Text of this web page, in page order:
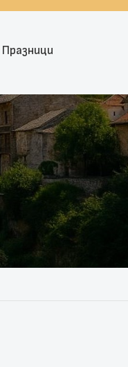
Празници